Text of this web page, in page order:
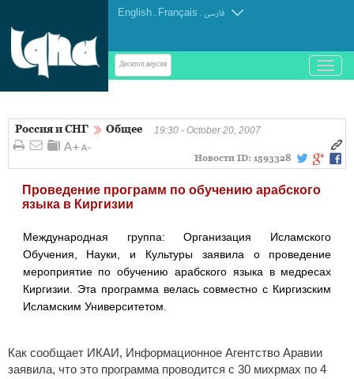
English . Français . فارسی
Десктоп-версия
باز
و
کردن
Россия и СНГ Общее 19:30 - October 20, 2007
Новости ID: 1593328
Проведение программ по обучению арабского
языка в Киргизии
Международная группа: Организация Исламского
Обучения, Науки, и Культуры заявила о проведение
мероприятие по обучению арабского языка в медресах
Киргизии. Эта программа велась совместно с Киргизским
Исламским Университетом.
Как сообщает ИКАИ, Информационное Агентство Аравии
заявила, что это программа проводится с 30 михрмах по 4